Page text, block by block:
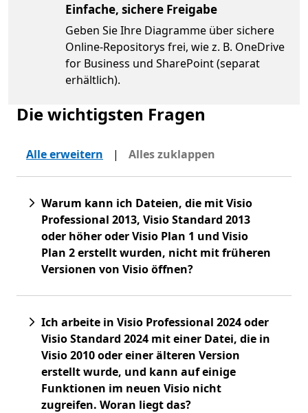
Einfache, sichere Freigabe
Geben Sie Ihre Diagramme über sichere
Online-Repositorys frei, wie z. B. OneDrive
for Business und SharePoint (separat
erhältlich).
Die wichtigsten Fragen
Alle erweitern | Alles zuklappen
Warum kann ich Dateien, die mit Visio
Professional 2013, Visio Standard 2013
oder höher oder Visio Plan 1 und Visio
Plan 2 erstellt wurden, nicht mit früheren
Versionen von Visio öffnen?
Ich arbeite in Visio Professional 2024 oder
Visio Standard 2024 mit einer Datei, die in
Visio 2010 oder einer älteren Version
erstellt wurde, und kann auf einige
Funktionen im neuen Visio nicht
zugreifen. Woran liegt das?